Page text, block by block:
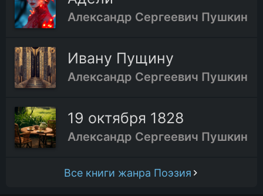
Александр Сергеевич Пушкин
Ивану Пущину
Александр Сергеевич Пушкин
19 октября 1828
Александр Сергеевич Пушкин
Все книги жанра Поэзия